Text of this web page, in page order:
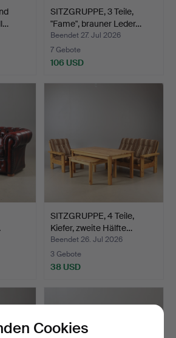
SITZGRUPPE, 3 Teile,
"Fame", brauner Leder…
Beendet 27. Jul 2026
7 Gebote
106 USD
SITZGRUPPE, 4 Teile,
Kiefer, zweite Hälfte…
Beendet 26. Jul 2026
3 Gebote
38 USD
Cookies